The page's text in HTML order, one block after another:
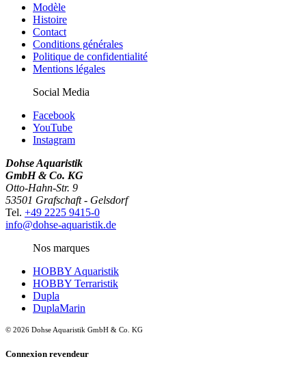
Modèle
Histoire
Contact
Conditions générales
Politique de confidentialité
Mentions légales
Social Media
Facebook
YouTube
Instagram
Dohse Aquaristik
GmbH & Co. KG
Otto-Hahn-Str. 9
53501 Grafschaft - Gelsdorf
Tel. +49 2225 9415-0
info@dohse-aquaristik.de
Nos marques
HOBBY Aquaristik
HOBBY Terraristik
Dupla
DuplaMarin
© 2026 Dohse Aquaristik GmbH & Co. KG
Connexion revendeur